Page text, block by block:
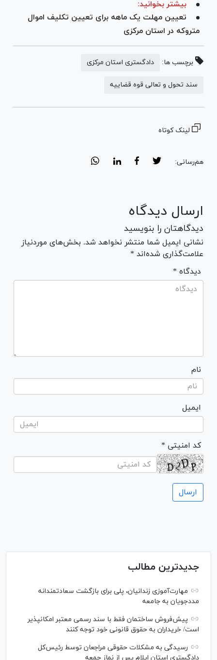
بیشتر بخوانید:
تعیین مهلت یک ماهه برای تعیین تکلیف اموال
متروکه در استان مرکزی
برچسب ها: دادگستری استان مرکزی
سند تحول و تعالی قوه قضاییه
لینک کوتاه
هم‌رسانی:
ارسال دیدگاه
دیدگاهتان را بنویسید
نشانی ایمیل شما منتشر نخواهد شد. بخش‌های موردنیاز
علامت‌گذاری شده‌اند *
* دیدگاه
نام
ایمیل
* کد امنیتی
جدیدترین مطالب
مهارت‌آموزی زندانیان، پلی برای بازگشت سعادتمندانه
مددجویان به جامعه
پیش‌فروش ساختمان فقط با سند رسمی معتبر امکانپذیر
است/ خریداران به حقوق قانونی خود توجه کنند
رسیدگی به مشکلات حقوقی مراجعان توسط رئیس‌کل
دادگستری استان ایلام پس از نماز جمعه